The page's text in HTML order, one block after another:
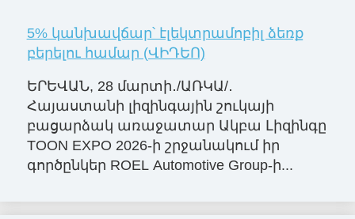
5% կանխավճար՝ էլեկտրամոբիլ ձեռք
բերելու համար (ՎԻԴԵՈ)
ԵՐԵՎԱՆ, 28 մարտի․/ԱՌԿԱ/․
Հայաստանի լիզինգային շուկայի
բացարձակ առաջատար Ակբա Լիզինգը
TOON EXPO 2026-ի շրջանակում իր
գործընկեր ROEL Automotive Group-ի...